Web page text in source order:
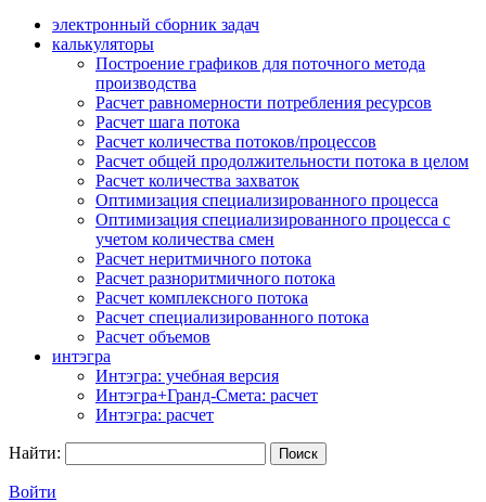
электронный сборник задач
калькуляторы
Построение графиков для поточного метода
производства
Расчет равномерности потребления ресурсов
Расчет шага потока
Расчет количества потоков/процессов
Расчет общей продолжительности потока в целом
Расчет количества захваток
Оптимизация специализированного процесса
Оптимизация специализированного процесса с
учетом количества смен
Расчет неритмичного потока
Расчет разноритмичного потока
Расчет комплексного потока
Расчет специализированного потока
Расчет объемов
интэгра
Интэгра: учебная версия
Интэгра+Гранд-Смета: расчет
Интэгра: расчет
Найти:
Войти